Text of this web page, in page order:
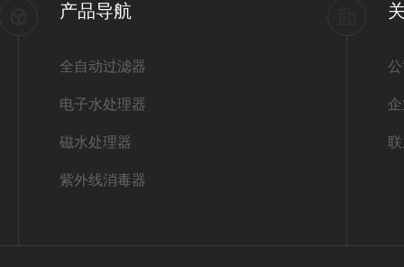
产品导航
全自动过滤器
电子水处理器
磁水处理器
紫外线消毒器